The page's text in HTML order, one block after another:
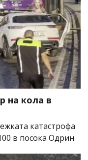
на кола в
катастрофа
в посока Одрин